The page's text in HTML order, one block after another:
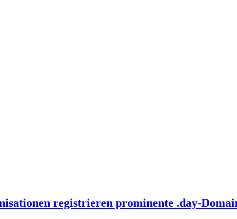
registrieren prominente .day-